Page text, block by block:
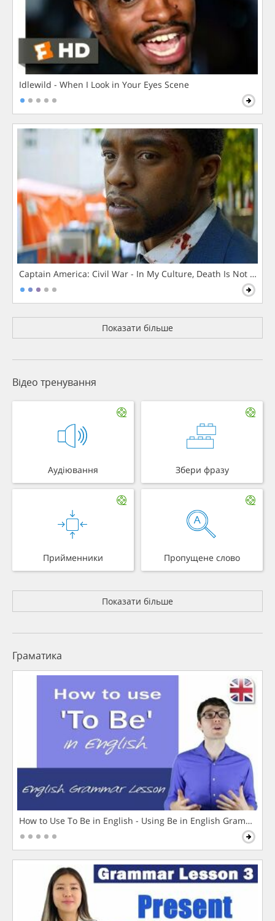
Idlewild - When I Look in Your Eyes Scene
Captain America: Civil War - In My Culture, Death Is Not The
Показати більше
Відео тренування
Аудіювання Збери фразу
Прийменники Пропущене слово
Показати більше
Граматика
How to Use To Be in English - Using Be in English Grammar